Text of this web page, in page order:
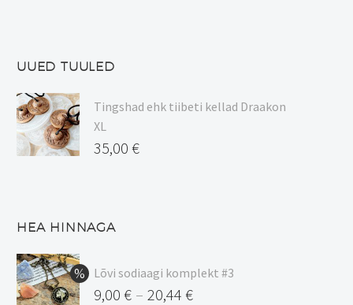
UUED TUULED
Tingshad ehk tiibeti kellad Draakon
XL
35,00 €
HEA HINNAGA
Lõvi sodiaagi komplekt #3
9,00 € – 20,44 €